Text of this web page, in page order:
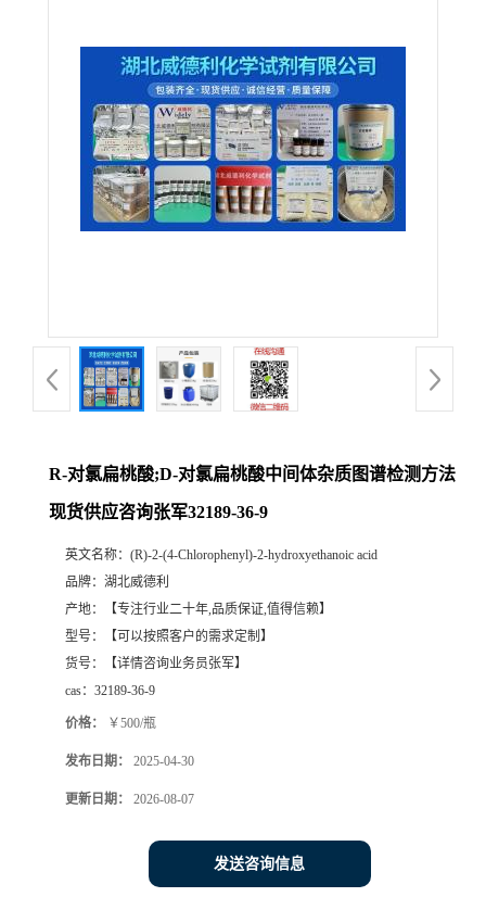
R-对氯扁桃酸;D-对氯扁桃酸中间体杂质图谱检测方法
现货供应咨询张军32189-36-9
英文名称： (R)-2-(4-Chlorophenyl)-2-hydroxyethanoic acid
品牌： 湖北威德利
产地：
【专注行业二十年,品质保证,值得信赖】
型号：
【可以按照客户的需求定制】
货号：
【详情咨询业务员张军】
cas： 32189-36-9
价格： ￥500/瓶
发布日期： 2025-04-30
更新日期： 2026-08-07
发送咨询信息